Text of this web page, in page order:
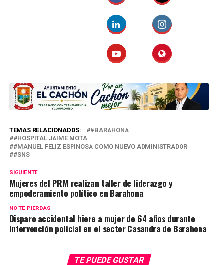
TEMAS RELACIONADOS:
#BARAHONA
#HOSPITAL JAIME MOTA
#MANUEL FELIZ ESPINOSA COMO NUEVO ADMINISTRADOR
#SNS
SIGUIENTE
Mujeres del PRM realizan taller de liderazgo y
empoderamiento político en Barahona
NO TE PIERDAS
Disparo accidental hiere a mujer de 64 años durante
intervención policial en el sector Casandra de Barahona
TE PUEDE GUSTAR